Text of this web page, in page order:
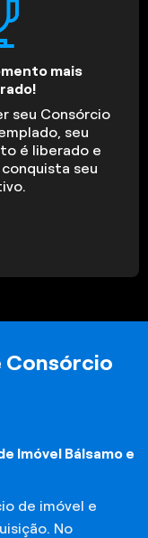
mais
seu Consórcio
seu
é liberado e
seu
Consórcio
Imóvel Bálsamo e
de imóvel e
No